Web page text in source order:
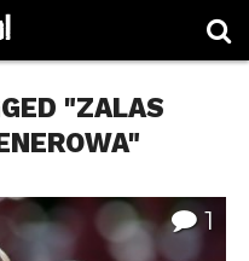
"ZALAS
1